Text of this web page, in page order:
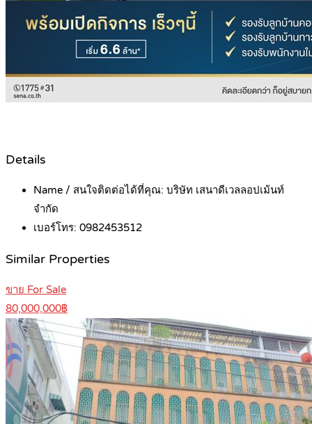
Details
Name / สนใจติดต่อได้ที่คุณ: บริษัท เสนาดีเวลลอปเม้นท์
จำกัด
เบอร์โทร: 0982453512
Similar Properties
ขาย For Sale
80,000,000฿